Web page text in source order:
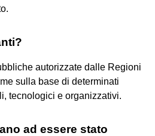
autorizzate dalle Regioni
sulla base di determinati
tecnologici e organizzativi.
ad essere stato